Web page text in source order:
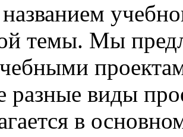
темы. Мы
разные виды
в